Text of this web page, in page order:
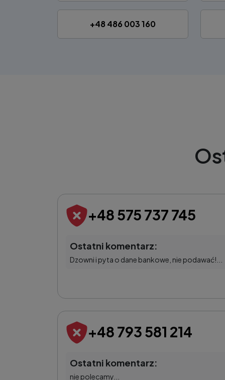
+48 486 003 160
+48 575 737 745
Ostatni komentarz:
Dzowni i pyta o dane bankowe, nie podawać!...
+48 793 581 214
Ostatni komentarz:
nie polecamy...